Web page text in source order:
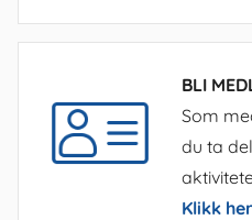
BLI
Som
du ta
Klikk